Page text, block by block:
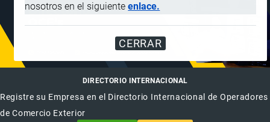
nosotros en el siguienteenlace.
CERRAR
DIRECTORIO INTERNACIONAL
Registre su Empresa en el Directorio Internacional de Operadores
de Comercio Exterior